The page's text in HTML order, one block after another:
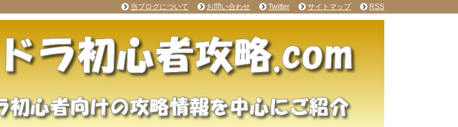
当ブログについて お問い合わせ Twitter サイトマップ RSS